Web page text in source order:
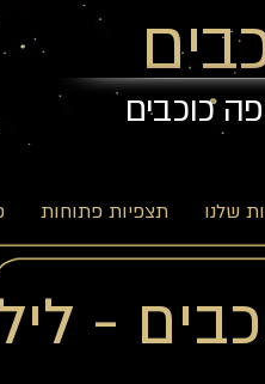
כוכבים
שלנו תצפיות פתוחות
-